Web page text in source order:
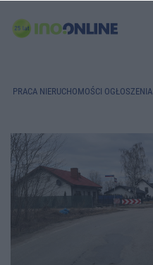
PRACA NIERUCHOMOŚCI OGŁOSZENIA